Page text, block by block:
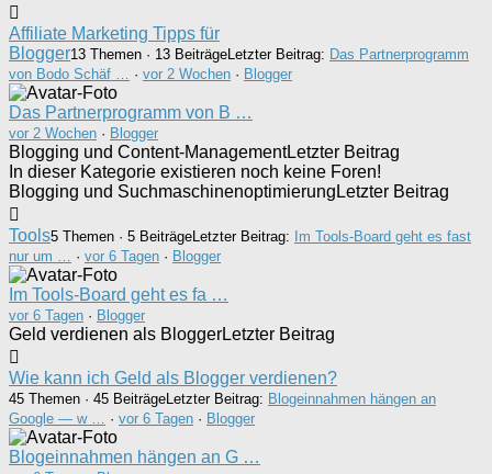
Affiliate Marketing Tipps für
Blogger13 Themen · 13 BeiträgeLetzter Beitrag: Das Partnerprogramm
von Bodo Schäf …
· vor 2 Wochen · Blogger
Das Partnerprogramm von B …
vor 2 Wochen · Blogger
Blogging und Content-ManagementLetzter Beitrag
In dieser Kategorie existieren noch keine Foren!
Blogging und Suchmaschinenoptimierung Letzter Beitrag
Tools5 Themen · 5 BeiträgeLetzter Beitrag: Im Tools-Board geht es fast
nur um …
· vor 6 Tagen · Blogger
Im Tools-Board geht es fa …
vor 6 Tagen · Blogger
Geld verdienen als BloggerLetzter Beitrag
Wie kann ich Geld als Blogger verdienen?
45 Themen · 45 BeiträgeLetzter Beitrag: Blogeinnahmen hängen an
Google — w …
· vor 6 Tagen · Blogger
Blogeinnahmen hängen an G …